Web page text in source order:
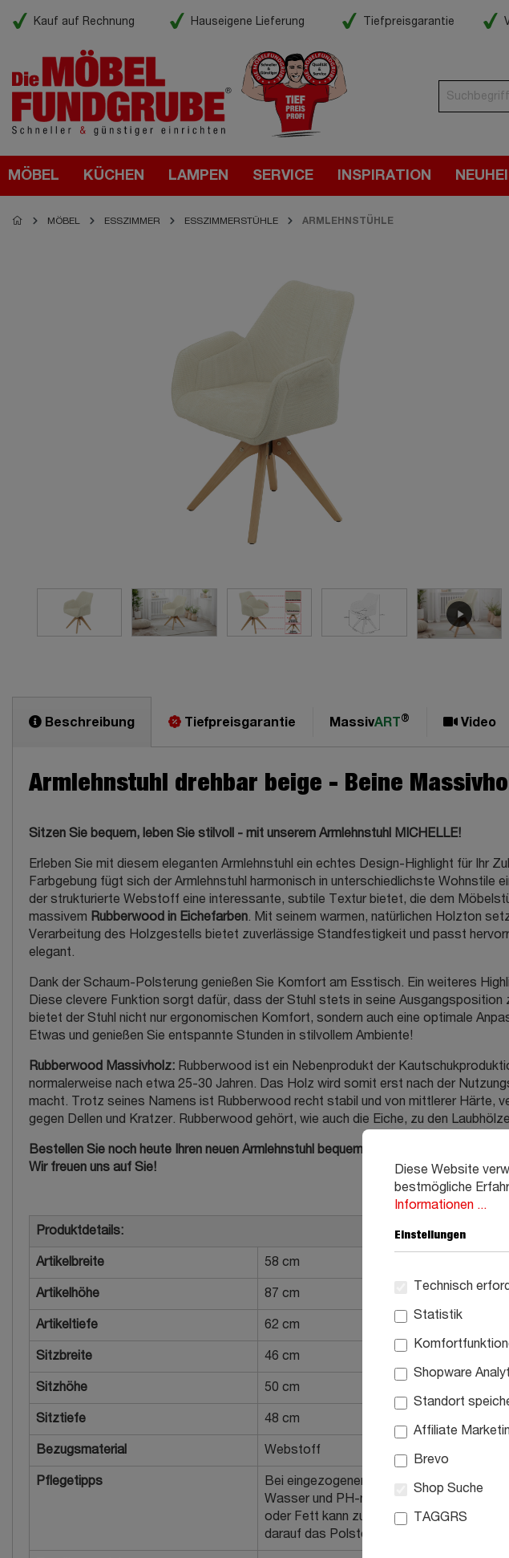
Kauf auf Rechnung Hauseigene Lieferung Tiefpreisgarantie
MÖBEL KÜCHEN LAMPEN SERVICE INSPIRATION
MÖBEL ESSZIMMER ESSZIMMERSTÜHLE ARMLEHNSTÜHLE
Beschreibung Tiefpreisgarantie MassivART® Video
Armlehnstuhl drehbar beige - Beine
Sitzen Sie bequem, leben Sie stilvoll - mit unserem Armlehnstuhl MICHELLE!
Erleben Sie mit diesem eleganten Armlehnstuhl ein echtes Design-Highlight für Ihr
Farbgebung fügt sich der Armlehnstuhl harmonisch in unterschiedlichste
der strukturierte Webstoff eine interessante, subtile Textur bietet, die dem
massivem Rubberwood in Eichefarben. Mit seinem warmen, natürlichen Holzton
Verarbeitung des Holzgestells bietet zuverlässige Standfestigkeit und passt
elegant.
Dank der Schaum-Polsterung genießen Sie Komfort am Esstisch. Ein weiteres
Diese clevere Funktion sorgt dafür, dass der Stuhl stets in seine
bietet der Stuhl nicht nur ergonomischen Komfort, sondern auch eine optimale
Etwas und genießen Sie entspannte Stunden in stilvollem Ambiente!
Rubberwood Massivholz: Rubberwood ist ein Nebenprodukt der
normalerweise nach etwa 25-30 Jahren. Das Holz wird somit erst nach der
macht. Trotz seines Namens ist Rubberwood recht stabil und von mittlerer Härte,
gegen Dellen und Kratzer. Rubberwood gehört, wie auch die Eiche, zu den
Bestellen Sie noch heute Ihren neuen Armlehnstuhl bequem über unseren
Wir freuen uns auf Sie!
Produktdetails:
Artikelbreite 58 cm
Artikelhöhe 87 cm
Artikeltiefe 62 cm
Sitzbreite 46 cm
Sitzhöhe 50 cm
Sitztiefe 48 cm
Bezugsmaterial Webstoff
Pflegetipps
Bei eingezogenen Flecken eignet sich ein
Wasser und PH-neutraler Seifenschaum.
oder Fett kann zusätzlich etwas Spiritus
darauf das Polster lediglich feucht und
Diese Website
bestmögliche
Informationen ...
Einstellungen
Technisch
Statistik
Shopware
Standort
Affiliate
Brevo
Shop Suche
TAGGRS